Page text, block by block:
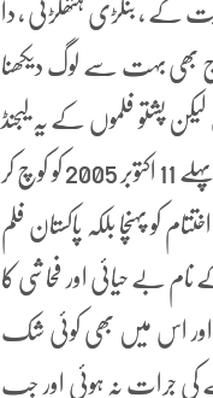
کے ، بنگڑی ہتھکڑئی ، دا
اج بھی بہت سے لوگ دیکھنا
پشتو فلموں کے یہ لیجنڈ
اداکار اپنی فلم کی نمائش سے پہلے ہی اس دارفانی سے اج سے ٹھیک بارہ سال پہلے 11 اکتوبر 2005 کو کوچ کر
کو پہنچا بلکہ پاکستان فلم
نام بے حیائی اور فحاشی کا
اور اس میں بھی کوئی شک
کی جرات نہ ہوئی اور جب